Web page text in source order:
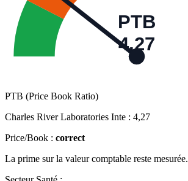
PTB
4,27
PTB (Price Book Ratio)
Charles River Laboratories Inte : 4,27
Price/Book : correct
La prime sur la valeur comptable reste mesurée.